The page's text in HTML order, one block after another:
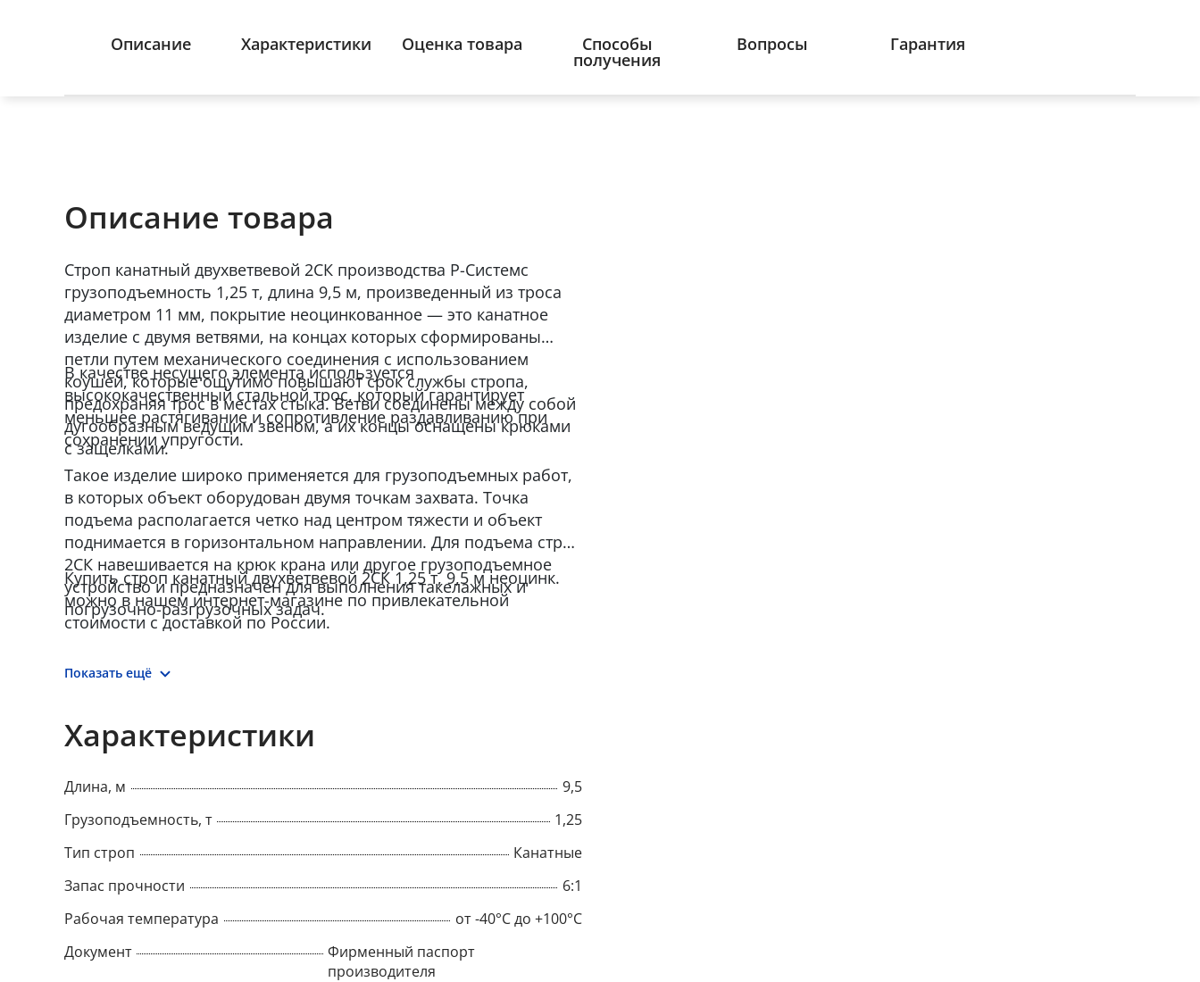
Описание Характеристики Оценка товара Способы
получения
Вопросы Гарантия
Описание товара
Строп канатный двухветвевой 2СК производства Р-Системс
грузоподъемность 1,25 т, длина 9,5 м, произведенный из троса
диаметром 11 мм, покрытие неоцинкованное — это канатное
изделие с двумя ветвями, на концах которых сформированы
петли путем механического соединения с использованием
коушей, которые ощутимо повышают срок службы стропа,
предохраняя трос в местах стыка. Ветви соединены между собой
дугообразным ведущим звеном, а их концы оснащены крюками
с защелками.
В качестве несущего элемента используется
высококачественный стальной трос, который гарантирует
меньшее растягивание и сопротивление раздавливанию при
сохранении упругости.
Такое изделие широко применяется для грузоподъемных работ,
в которых объект оборудован двумя точкам захвата. Точка
подъема располагается четко над центром тяжести и объект
поднимается в горизонтальном направлении. Для подъема строп
2СК навешивается на крюк крана или другое грузоподъемное
устройство и предназначен для выполнения такелажных и
погрузочно-разгрузочных задач.
Купить строп канатный двухветвевой 2СК 1,25 т, 9,5 м неоцинк.
можно в нашем интернет-магазине по привлекательной
стоимости с доставкой по России.
Показать ещё
Характеристики
Длина, м
9,5
Грузоподъемность, т
1,25
Тип строп
Канатные
Запас прочности
6:1
Рабочая температура
от -40°C до +100°C
Документ
Фирменный паспорт
производителя